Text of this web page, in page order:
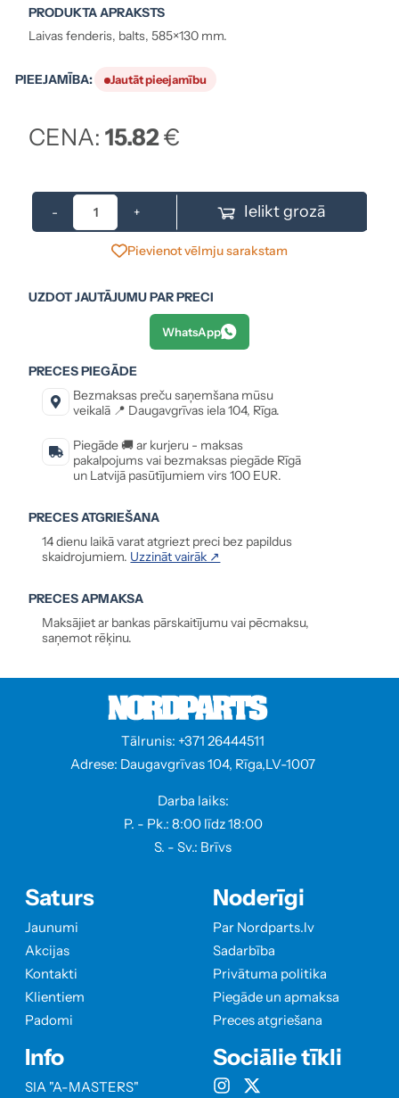
PRODUKTA APRAKSTS
Laivas fenderis, balts, 585×130 mm.
PIEEJAMĪBA: Jautāt pieejamību
CENA:15.82€
- + Ielikt grozā
Pievienot vēlmju sarakstam
UZDOT JAUTĀJUMU PAR PRECI
WhatsApp
PRECES PIEGĀDE
Bezmaksas preču saņemšana mūsu
veikalā 📍 Daugavgrīvas iela 104, Rīga.
Piegāde 🚚 ar kurjeru - maksas
pakalpojums vai bezmaksas piegāde Rīgā
un Latvijā pasūtījumiem virs 100 EUR.
PRECES ATGRIEŠANA
14 dienu laikā varat atgriezt preci bez papildus
skaidrojumiem. Uzzināt vairāk ↗
PRECES APMAKSA
Maksājiet ar bankas pārskaitījumu vai pēcmaksu,
saņemot rēķinu.
Tālrunis: +371 26444511
Adrese: Daugavgrīvas 104, Rīga,LV-1007
Darba laiks:
P. - Pk.: 8:00 līdz 18:00
S. - Sv.: Brīvs
Saturs
Jaunumi
Akcijas
Kontakti
Klientiem
Padomi
Info
SIA "A-MASTERS"
Noderīgi
Par Nordparts.lv
Sadarbība
Privātuma politika
Piegāde un apmaksa
Preces atgriešana
Sociālie tīkli